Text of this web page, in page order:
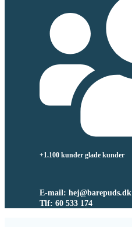
+1.100 kunder glade kunder
E-mail: hej@barepuds.dk
Tlf: 60 533 174